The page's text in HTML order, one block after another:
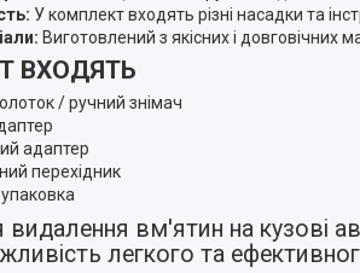
У комплект входять різні насадки та
Виготовлений з якісних і довговічних
ВХОДЯТЬ
/ ручний знімач
адаптер
перехідник
видалення вм'ятин на кузові
легкого та